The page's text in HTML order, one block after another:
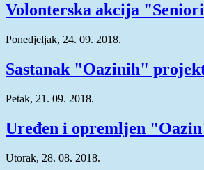
Volonterska akcija
Ponedjeljak, 24. 09. 2018.
Sastanak "Oazinih"
Petak, 21. 09. 2018.
Uređen i opremljen
Utorak, 28. 08. 2018.